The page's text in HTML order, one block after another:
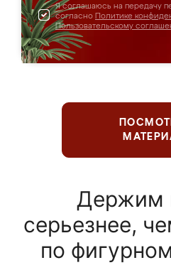
Я соглашаюсь на передачу
согласно Политике
Пользовательскому
Держим
серьезнее,
по